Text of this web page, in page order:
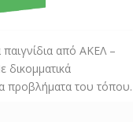
παιγνίδια από ΑΚΕΛ –
προβλήματα του τόπου.